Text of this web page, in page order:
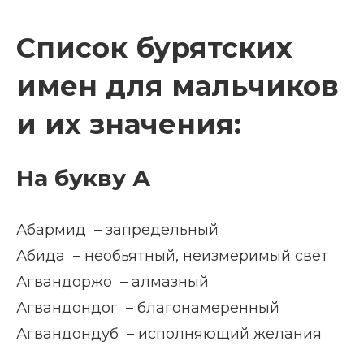
Список бурятских
имен для мальчиков
и их значения:
На букву А
Абармид – запредельный
Абида – необьятный, неизмеримый свет
Агвандоржо – алмазный
Агвандондог – благонамеренный
Агвандондуб – исполняющий желания